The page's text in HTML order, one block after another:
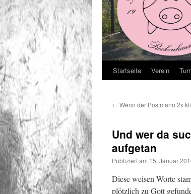
Zum
springen
Startseite Verein
← Wenn der Postmann 2x
Und wer da
aufgetan
Publiziert am 15. Januar
Diese weisen Worte
plötzlich zu Gott